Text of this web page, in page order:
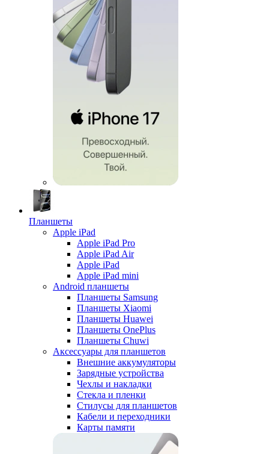
Планшеты
Apple iPad
Apple iPad Pro
Apple iPad Air
Apple iPad
Apple iPad mini
Android планшеты
Планшеты Samsung
Планшеты Xiaomi
Планшеты Huawei
Планшеты OnePlus
Планшеты Chuwi
Аксессуары для планшетов
Внешние аккумуляторы
Зарядные устройства
Чехлы и накладки
Стекла и пленки
Стилусы для планшетов
Кабели и переходники
Карты памяти